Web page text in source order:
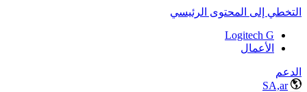
التخطي إلى المحتوى الرئيسي
Logitech G
الأعمال
الدعم
SA,ar